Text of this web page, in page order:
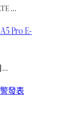
…
Pro E-
…
發表